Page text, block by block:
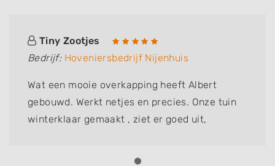
Tiny Zootjes
Bedrijf: Hoveniersbedrijf Nijenhuis
Wat een mooie overkapping heeft Albert
gebouwd. Werkt netjes en precies. Onze tuin
winterklaar gemaakt , ziet er goed uit,